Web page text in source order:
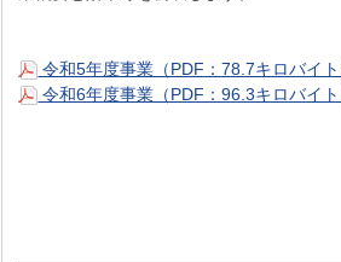
令和5年度事業（PDF：78.7キロバイ
令和6年度事業（PDF：96.3キロバイ